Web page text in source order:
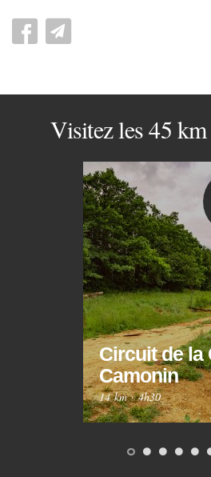
Visitez les 45 km
Circuit de la
Camonin
14 km·4h30